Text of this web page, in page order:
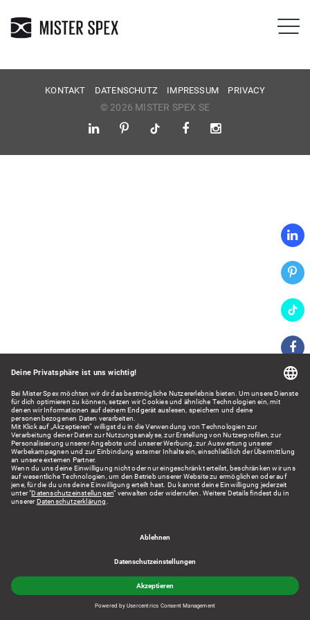
KONTAKT DATENSCHUTZ IMPRESSUM PRIVACY
© 2026 MISTER SPEX SE